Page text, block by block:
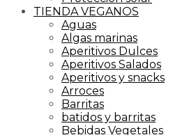
TIENDA VEGANOS
Aguas
Algas marinas
Aperitivos Dulces
Aperitivos Salados
Aperitivos y snacks
Arroces
Barritas
batidos y barritas
Bebidas Vegetales